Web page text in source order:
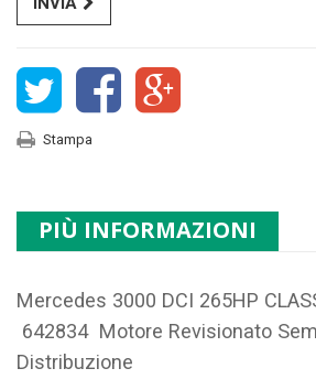
Stampa
PIÙ INFORMAZIONI
Mercedes 3000 DCI 265HP
642834 Motore Revisionato
Distribuzione